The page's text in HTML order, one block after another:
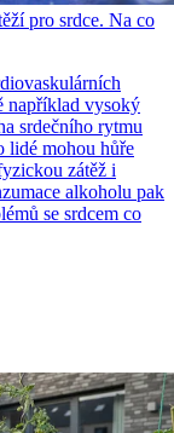
pro srdce. Na co
například vysoký
srdečního rytmu
lidé mohou hůře
zátěž i
alkoholu pak
se srdcem co